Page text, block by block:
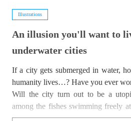
Illustrations
An illusion you'll want to
underwater cities
If a city gets submerged in water,
humanity lives…? Have you ever
Will the city turn out to be a
among the fishes swimming freely
like how living inside an